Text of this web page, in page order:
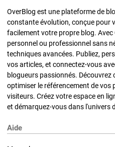
OverBlog est une plateforme de
constante évolution, conçue pour
facilement votre propre blog. Avec
personnel ou professionnel sans
techniques avancées. Publiez,
vos articles, et connectez-vous
blogueurs passionnés.
optimiser le référencement de
visiteurs. Créez votre espace en
et démarquez-vous dans l'univers
Aide